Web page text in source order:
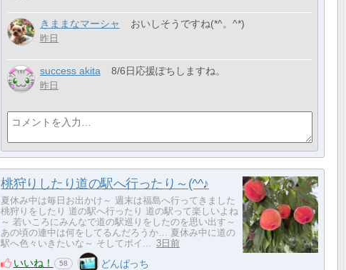
きままなマーシャ おいしそうですね(*^。^*)
昨日
success akita 8/6日応援ぽちしますね。
昨日
桃狩りしたり道の駅へ行ったり～(^^♪
夏休み中は毎日お出かけ～ 週末は福島へ行ってきました
桃狩りをしたり 道の駅へ行ったり 道の駅って楽しいよね
～ 若いころにみんなで道の駅巡りをしたのを思い出す～
あの頃の連中は何をしてるんだろうか… 夏休み中に道の
駅へ色々いきたいな～ そしてポイ... 3日前
いいね！ 58 どんぱっち